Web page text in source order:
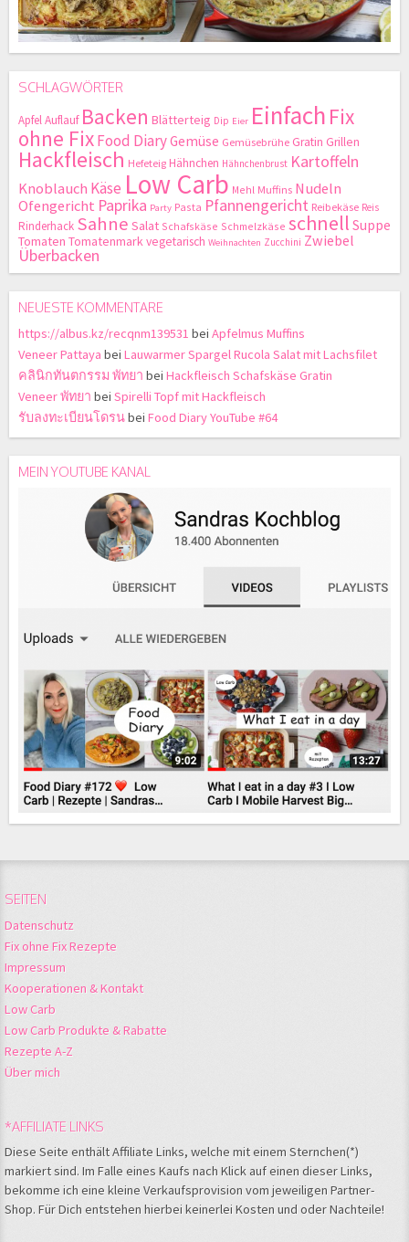
SCHLAGWÖRTER
ApfelAuflauf Backen Blätterteig Dip Eier Einfach Fix
ohne FixFood DiaryGemüse Gemüsebrühe Gratin Grillen
Hackfleisch Hefeteig Hähnchen Hähnchenbrust Kartoffeln
Knoblauch Käse Low Carb Mehl Muffins Nudeln
Ofengericht Paprika Party Pasta Pfannengericht Reibekäse Reis
Rinderhack Sahne Salat Schafskäse Schmelzkäse schnell Suppe
Tomaten Tomatenmarkvegetarisch Weihnachten Zucchini Zwiebel
Überbacken
NEUESTE KOMMENTARE
https://albus.kz/recqnm139531 bei Apfelmus Muffins
Veneer Pattaya bei Lauwarmer Spargel Rucola Salat mit Lachsfilet
คลินิกทันตกรรม พัทยา bei Hackfleisch Schafskäse Gratin
Veneer พัทยา bei Spirelli Topf mit Hackfleisch
รับลงทะเบียนโดรนbei Food Diary YouTube #64
MEIN YOUTUBE KANAL
SEITEN
Datenschutz
Fix ohne Fix Rezepte
Impressum
Kooperationen & Kontakt
Low Carb
Low Carb Produkte & Rabatte
Rezepte A-Z
Über mich
*AFFILIATE LINKS
Diese Seite enthält Affiliate Links, welche mit einem Sternchen(*)
markiert sind. Im Falle eines Kaufs nach Klick auf einen dieser Links,
bekomme ich eine kleine Verkaufsprovision vom jeweiligen Partner-
Shop. Für Dich entstehen hierbei keinerlei Kosten und oder Nachteile!